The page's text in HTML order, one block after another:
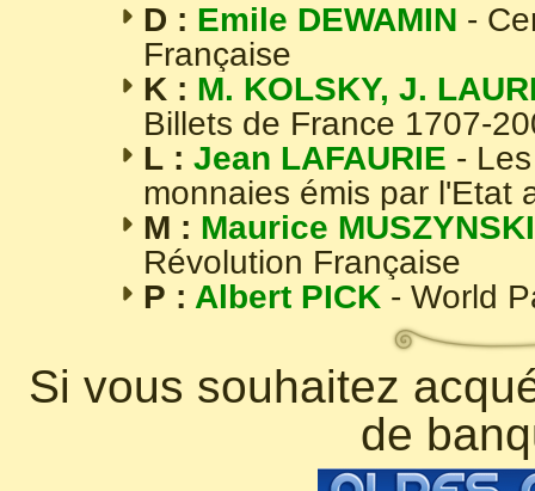
D : Emile DEWAMIN -
Française
K : M. KOLSKY, J.
Billets de France 1707-
L : Jean LAFAURIE -
monnaies émis par l'Etat
M : Maurice MUSZYNSKI
Révolution Française
P : Albert PICK - World
Si vous souhaitez
de